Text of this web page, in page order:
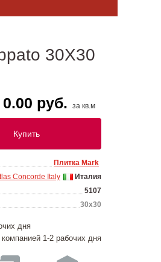
30X30
0.00 руб. за кв.м
Купить
Плитка Mark
Италия
Concorde Italy
5107
30х30
дня
компанией 1-2 рабочих дня